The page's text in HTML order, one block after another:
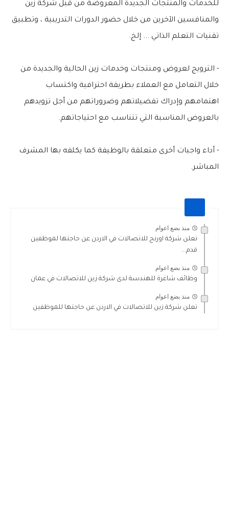
للخدمات والمنتجات الجديدة المعروضة من قبل شركة زين
والمنافسين الآخرين من خلال حضور الدورات التدريبية ، وتطبيق
تقنيات التعلم الذاتي ... إلخ.
- الترويج لعروض ومنتجات وخدمات زين الحالية والجديدة من
خلال التعامل مع العملاء بطريقة احترافية واكتساب
اهتمامهم وإدراك تفضيلاتهم وضروراتهم من أجل تزويدهم
بالعروض المناسبة التي تتناسب مع احتياجاتهم.
- أداء واجبات أخرى متعلقة بالوظيفة كما يكلفه بها المشرف
المباشر.
منذ بضع اعوام
تعلن شركة اورنج للاتصالات في الاردن عن حاجتها لموظفين
قدم...
منذ بضع اعوام
وظائف شاغرة للهندسة لدى شركة زين للاتصالات في عمان
منذ بضع اعوام
تعلن شركة زين للاتصالات في الاردن عن حاجتها للموظفين